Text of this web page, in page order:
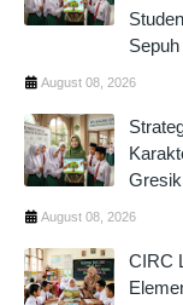
August 08, 2026
Gresik
August 08, 2026
CIRC